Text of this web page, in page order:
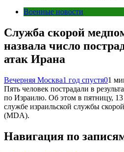
Военные новости
Служба скорой
назвала число
атак Ирана
Вечерняя Москва1 год спустя01
Пять человек пострадали в
по Израилю. Об этом в пятницу,
службе израильской службы
(MDA).
Навигация по